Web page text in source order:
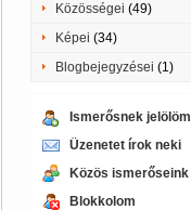
Közösségei (49)
Képei (34)
Blogbejegyzései (1)
Ismerősnek jelölöm
Üzenetet írok neki
Közös ismerőseink
Blokkolom